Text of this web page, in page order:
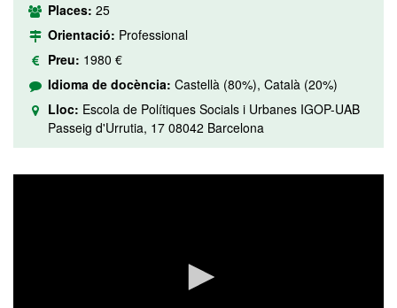
Places: 25
Orientació: Professional
Preu: 1980 €
Idioma de docència: Castellà (80%), Català (20%)
Lloc: Escola de Polítiques Socials i Urbanes IGOP-UAB
Passeig d'Urrutia, 17 08042 Barcelona